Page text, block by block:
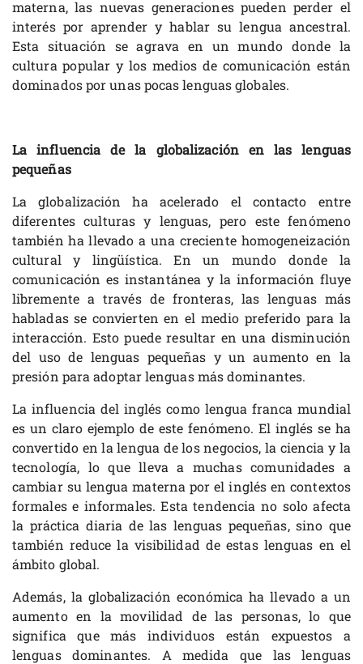
materna, las nuevas generaciones pueden perder el
interés por aprender y hablar su lengua ancestral.
Esta situación se agrava en un mundo donde la
cultura popular y los medios de comunicación están
dominados por unas pocas lenguas globales.
La influencia de la globalización en las lenguas
pequeñas
La globalización ha acelerado el contacto entre
diferentes culturas y lenguas, pero este fenómeno
también ha llevado a una creciente homogeneización
cultural y lingüística. En un mundo donde la
comunicación es instantánea y la información fluye
libremente a través de fronteras, las lenguas más
habladas se convierten en el medio preferido para la
interacción. Esto puede resultar en una disminución
del uso de lenguas pequeñas y un aumento en la
presión para adoptar lenguas más dominantes.
La influencia del inglés como lengua franca mundial
es un claro ejemplo de este fenómeno. El inglés se ha
convertido en la lengua de los negocios, la ciencia y la
tecnología, lo que lleva a muchas comunidades a
cambiar su lengua materna por el inglés en contextos
formales e informales. Esta tendencia no solo afecta
la práctica diaria de las lenguas pequeñas, sino que
también reduce la visibilidad de estas lenguas en el
ámbito global.
Además, la globalización económica ha llevado a un
aumento en la movilidad de las personas, lo que
significa que más individuos están expuestos a
lenguas dominantes. A medida que las lenguas